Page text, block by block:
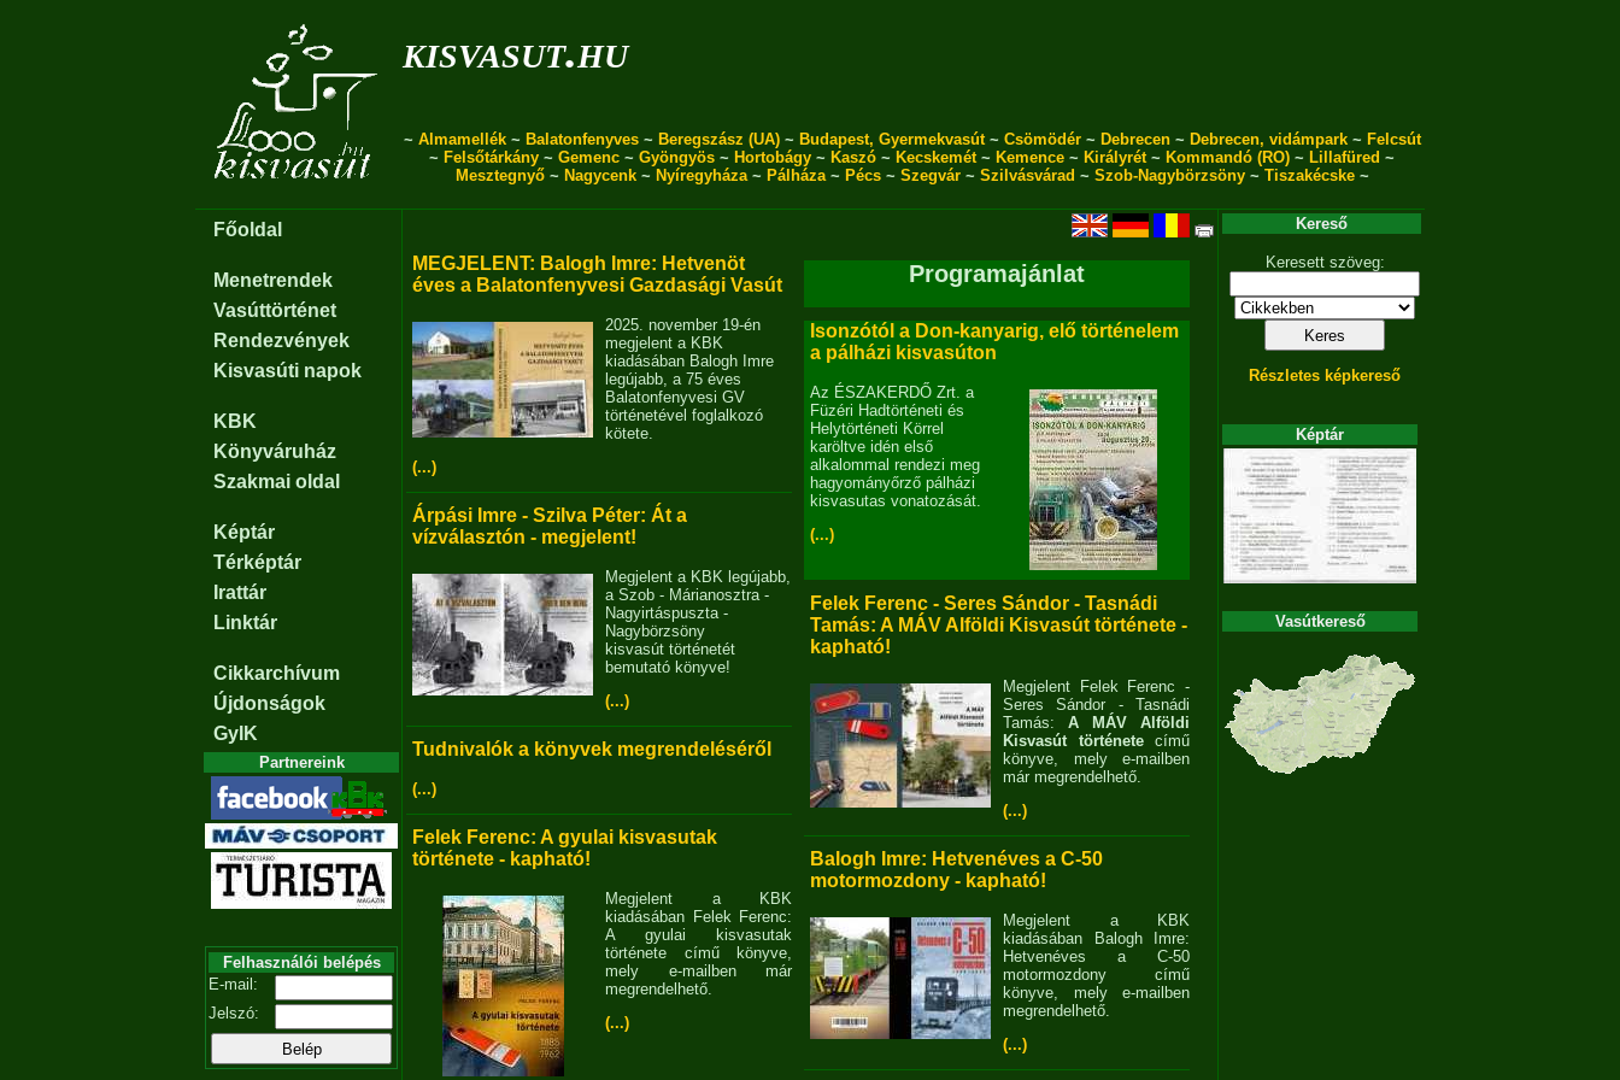
kisvasut.hu
~ Almamellék~ Balatonfenyves~ Beregszász (UA)~ Budapest, Gyermekvasút~ Csömödér~ Debrecen~ Debrecen, vidámpark~ Felcsút
~ Felsőtárkány ~ Gemenc ~ Gyöngyös ~ Hortobágy ~ Kaszó ~ Kecskemét~ Kemence ~ Királyrét~ Kommandó (RO) ~ Lillafüred ~
Mesztegnyő~ Nagycenk~ Nyíregyháza~ Pálháza~ Pécs~ Szegvár~ Szilvásvárad ~ Szob-Nagybörzsöny~ Tiszakécske~
Főoldal
Menetrendek
Vasúttörténet
Rendezvények
Kisvasúti napok
KBK
Könyváruház
Szakmai oldal
Képtár
Térképtár
Irattár
Linktár
Cikkarchívum
Újdonságok
GyIK
Partnereink
Felhasználói belépés
E-mail:
Jelszó:
MEGJELENT: Balogh Imre: Hetvenöt
éves a Balatonfenyvesi Gazdasági Vasút
2025. november 19-én
megjelent a KBK
kiadásában Balogh Imre
legújabb, a 75 éves
Balatonfenyvesi GV
történetével foglalkozó
kötete.
(...)
Árpási Imre - Szilva Péter: Át a
vízválasztón - megjelent!
Megjelent a KBK legújabb,
a Szob - Márianosztra -
Nagyirtáspuszta -
Nagybörzsöny
kisvasút történetét
bemutató könyve!
(...)
Tudnivalók a könyvek megrendeléséről
(...)
Felek Ferenc: A gyulai kisvasutak
története - kapható!
Megjelent a KBK
kiadásában Felek Ferenc:
A gyulai kisvasutak
története című könyve,
mely e-mailben már
megrendelhető.
(...)
Programajánlat
Isonzótól a Don-kanyarig, elő történelem
a pálházi kisvasúton
Az ÉSZAKERDŐ Zrt. a
Füzéri Hadtörténeti és
Helytörténeti Körrel
karöltve idén első
alkalommal rendezi meg
hagyományőrző pálházi
kisvasutas vonatozását.
(...)
Felek Ferenc - Seres Sándor - Tasnádi
Tamás: A MÁV Alföldi Kisvasút története -
kapható!
Megjelent Felek Ferenc -
Seres Sándor - Tasnádi
Tamás: A MÁV Alföldi
Kisvasút története című
könyve, mely e-mailben
már megrendelhető.
(...)
Balogh Imre: Hetvenéves a C-50
motormozdony - kapható!
Megjelent a KBK
kiadásában Balogh Imre:
Hetvenéves a C-50
motormozdony című
könyve, mely e-mailben
megrendelhető.
(...)
Kereső
Keresett szöveg:
Részletes képkereső
Képtár
Vasútkereső